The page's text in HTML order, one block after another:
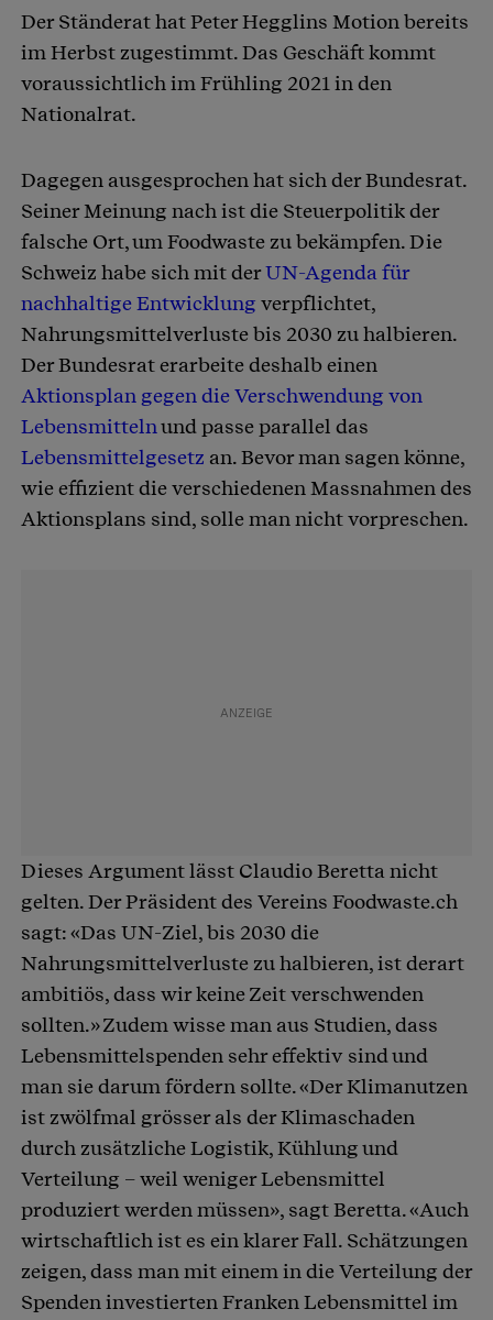
Der Ständerat hat Peter Hegglins Motion bereits
im Herbst zugestimmt. Das Geschäft kommt
voraussichtlich im Frühling 2021 in den
Nationalrat.
Dagegen ausgesprochen hat sich der Bundesrat.
Seiner Meinung nach ist die Steuerpolitik der
falsche Ort, um Foodwaste zu bekämpfen. Die
Schweiz habe sich mit derUN-Agenda für
nachhaltige Entwicklung verpflichtet,
Nahrungsmittelverluste bis 2030 zu halbieren.
Der Bundesrat erarbeite deshalb einen
Aktionsplan gegen die Verschwendung von
Lebensmittelnund passe parallel das
Lebensmittelgesetz an. Bevor man sagen könne,
wie effizient die verschiedenen Massnahmen des
Aktionsplans sind, solle man nicht vorpreschen.
Dieses Argument lässt Claudio Beretta nicht
gelten. Der Präsident des Vereins Foodwaste.ch
sagt: «Das UN-Ziel, bis 2030 die
Nahrungsmittelverluste zu halbieren, ist derart
ambitiös, dass wir keine Zeit verschwenden
sollten.» Zudem wisse man aus Studien, dass
Lebensmittelspenden sehr effektiv sind und
man sie darum fördern sollte. «Der Klimanutzen
ist zwölfmal grösser als der Klimaschaden
durch zusätzliche Logistik, Kühlung und
Verteilung – weil weniger Lebensmittel
produziert werden müssen», sagt Beretta. «Auch
wirtschaftlich ist es ein klarer Fall. Schätzungen
zeigen, dass man mit einem in die Verteilung der
Spenden investierten Franken Lebensmittel im